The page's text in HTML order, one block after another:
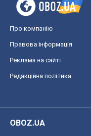
Про компанію
Правова інформація
Реклама на сайті
Редакційна політика
OBOZ.UA